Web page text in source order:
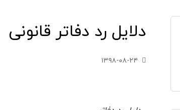
دلایل رد دفاتر قانونی
۱۳۹۸-۰۸-۲۴